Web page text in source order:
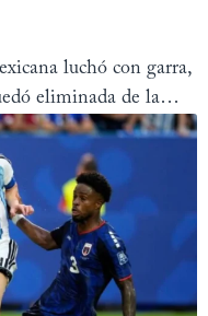
luchó con garra,
eliminada de la